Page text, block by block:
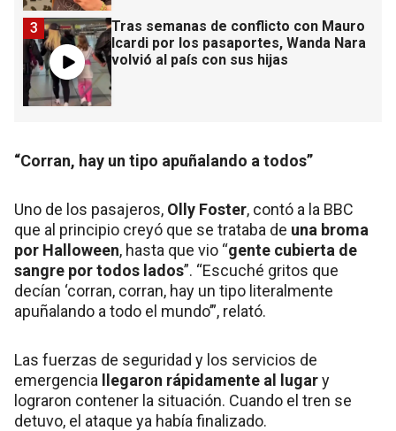
Tras semanas de conflicto con Mauro
Icardi por los pasaportes, Wanda Nara
volvió al país con sus hijas
3
“Corran, hay un tipo apuñalando a todos”
Uno de los pasajeros, Olly Foster, contó a la BBC
que al principio creyó que se trataba de una broma
por Halloween, hasta que vio “gente cubierta de
sangre por todos lados”. “Escuché gritos que
decían ‘corran, corran, hay un tipo literalmente
apuñalando a todo el mundo’”, relató.
Las fuerzas de seguridad y los servicios de
emergencia llegaron rápidamente al lugary
lograron contener la situación. Cuando el tren se
detuvo, el ataque ya había finalizado.